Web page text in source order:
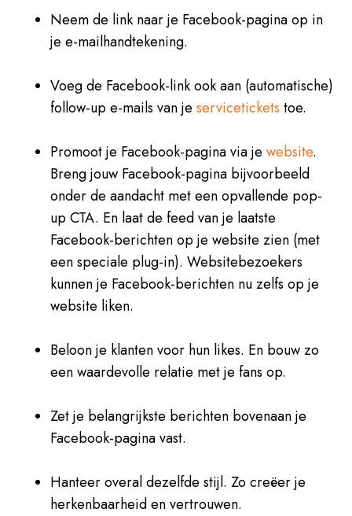
Neem de link naar je Facebook-pagina op in
je e-mailhandtekening.
Voeg de Facebook-link ook aan (automatische)
follow-up e-mails van je servicetickets toe.
Promoot je Facebook-pagina via je website.
Breng jouw Facebook-pagina bijvoorbeeld
onder de aandacht met een opvallende pop-
up CTA. En laat de feed van je laatste
Facebook-berichten op je website zien (met
een speciale plug-in). Websitebezoekers
kunnen je Facebook-berichten nu zelfs op je
website liken.
Beloon je klanten voor hun likes. En bouw zo
een waardevolle relatie met je fans op.
Zet je belangrijkste berichten bovenaan je
Facebook-pagina vast.
Hanteer overal dezelfde stijl. Zo creëer je
herkenbaarheid en vertrouwen.